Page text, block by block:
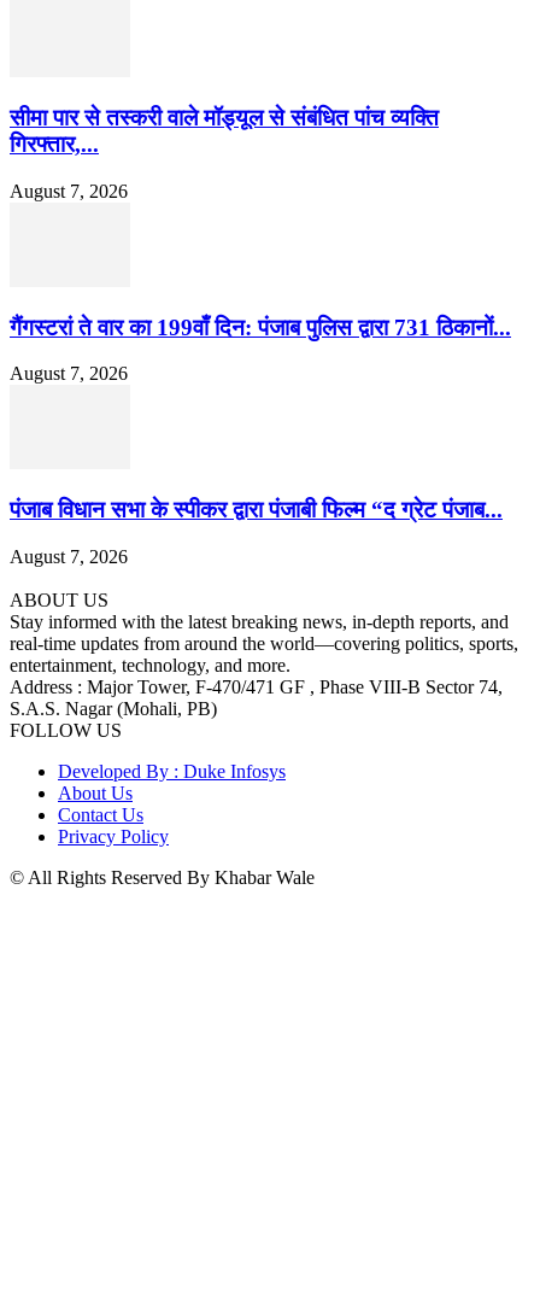
सीमा पार से तस्करी वाले मॉड्यूल से संबंधित पांच व्यक्ति
गिरफ्तार,...
August 7, 2026
गैंगस्टरां ते वार का 199वाँ दिन: पंजाब पुलिस द्वारा 731 ठिकानों...
August 7, 2026
पंजाब विधान सभा के स्पीकर द्वारा पंजाबी फिल्म “द ग्रेट पंजाब...
August 7, 2026
ABOUT US
Stay informed with the latest breaking news, in-depth reports, and
real-time updates from around the world—covering politics, sports,
entertainment, technology, and more.
Address : Major Tower, F-470/471 GF , Phase VIII-B Sector 74,
S.A.S. Nagar (Mohali, PB)
FOLLOW US
Developed By : Duke Infosys
About Us
Contact Us
Privacy Policy
© All Rights Reserved By Khabar Wale